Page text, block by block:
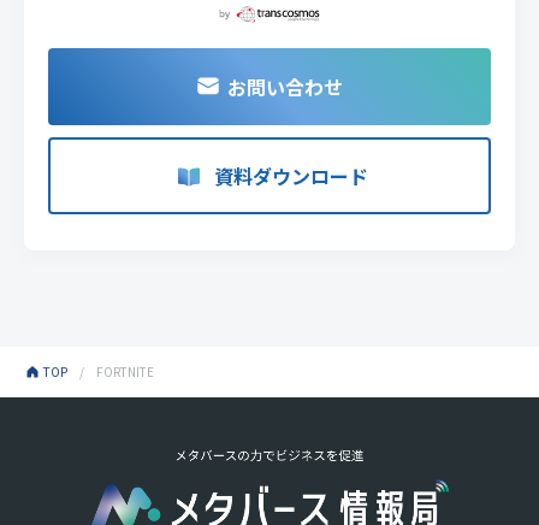
お問い合わせ
資料ダウンロード
TOP FORTNITE